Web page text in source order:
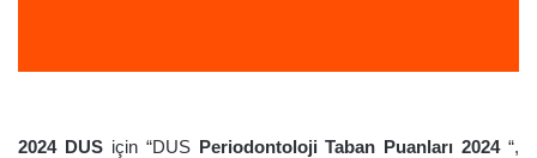
2024 DUSiçin “DUSPeriodontoloji Taban Puanları 2024 “,